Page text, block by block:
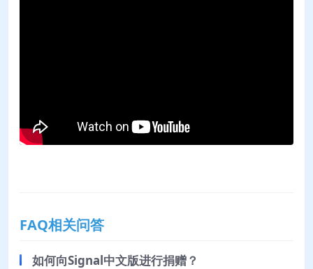
FAQ相关问答
如何向Signal中文版进行捐赠？